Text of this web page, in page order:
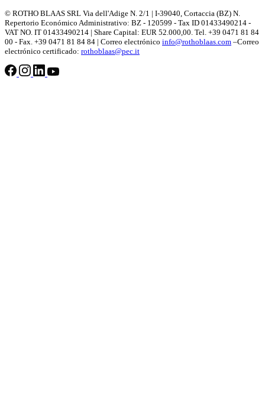
© ROTHO BLAAS SRL Via dell'Adige N. 2/1 | I-39040, Cortaccia (BZ) N.
Repertorio Económico Administrativo: BZ - 120599 - Tax ID 01433490214 -
VAT NO. IT 01433490214 | Share Capital: EUR 52.000,00. Tel. +39 0471 81 84
00 - Fax. +39 0471 81 84 84 | Correo electrónico info@rothoblaas.com –Correo
electrónico certificado: rothoblaas@pec.it